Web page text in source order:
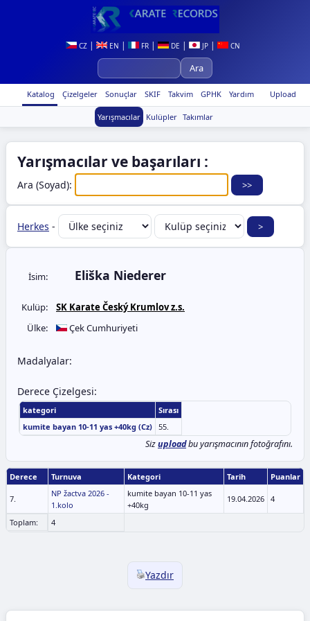
CZ | EN | FR | DE | JP | CN
Upload
Katalog Çizelgeler Sonuçlar SKIF Takvim GPHK Yardım
Yarışmacılar Kulüpler Takımlar
Yarışmacılar ve başarıları :
Ara (Soyad):
Herkes -
İsim: Eliška Niederer
Kulüp:
SK Karate Český Krumlov z.s.
Ülke:
Çek Cumhuriyeti
Madalyalar:
Derece Çizelgesi:
kategori
Sırası
kumite bayan 10-11 yas +40kg (Cz) 55.
Sizuploadbu yarışmacının fotoğrafını.
Derece Turnuva Kategori Tarih Puanlar
7.
NP žactva 2026 -
1.kolo
kumite bayan 10-11 yas
+40kg
19.04.2026 4
Toplam: 4
Yazdır